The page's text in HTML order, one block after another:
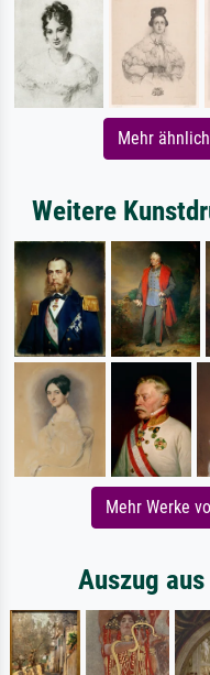
Mehr
Weitere
Mehr Werke
Auszug